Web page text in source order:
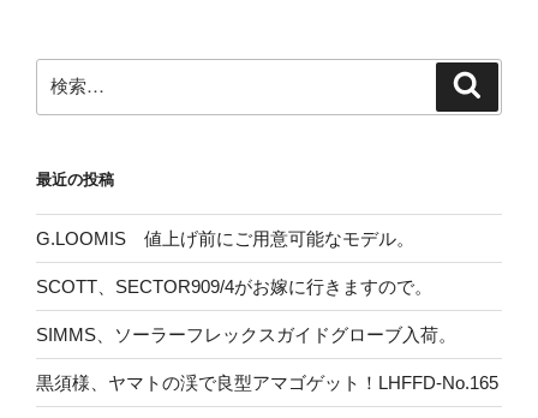
検
索:
最近の投稿
G.LOOMIS 値上げ前にご用意可能なモデル。
SCOTT、SECTOR909/4がお嫁に行きますので。
SIMMS、ソーラーフレックスガイドグローブ入荷。
黒須様、ヤマトの渓で良型アマゴゲット！LHFFD-No.165